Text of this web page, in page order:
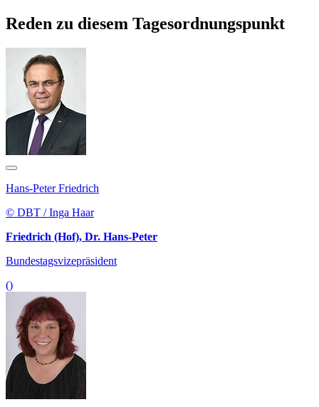
Reden zu diesem Tagesordnungspunkt
Hans-Peter Friedrich
© DBT / Inga Haar
Friedrich (Hof), Dr. Hans-Peter
Bundestagsvizepräsident
()